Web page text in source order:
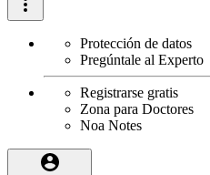
Protección de datos
Pregúntale al Experto
Registrarse gratis
Zona para Doctores
Noa Notes